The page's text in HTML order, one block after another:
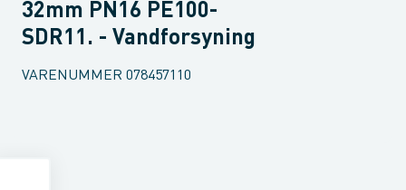
32mm PN16 PE100-
SDR11. - Vandforsyning
VARENUMMER 078457110